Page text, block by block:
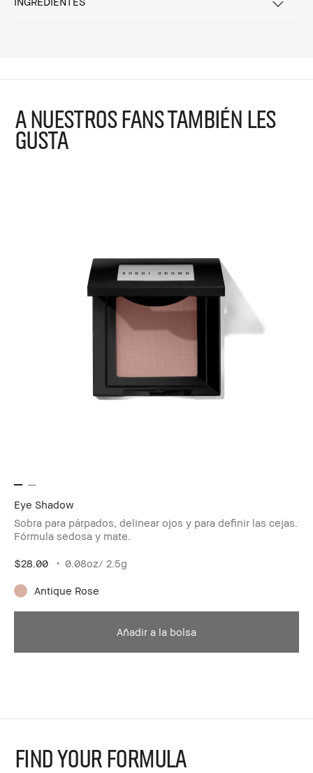
A NUESTROS FANS TAMBIÉN LES
GUSTA
Eye Shadow
Sobra para párpados, delinear ojos y para definir las cejas.
Fórmula sedosa y mate.
$28.00 0.08oz/ 2.5g
Antique Rose
Añadir a la bolsa
FIND YOUR FORMULA